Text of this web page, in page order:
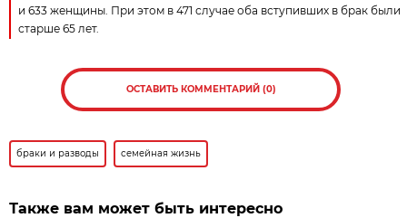
и 633 женщины. При этом в 471 случае оба вступивших в брак были
старше 65 лет.
ОСТАВИТЬ КОММЕНТАРИЙ (0)
браки и разводы семейная жизнь
Также вам может быть интересно